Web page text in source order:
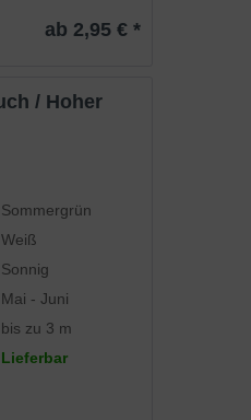
ab 2,95 € *
Sommergrün
Weiß
Sonnig
Mai - Juni
bis zu 3 m
Lieferbar